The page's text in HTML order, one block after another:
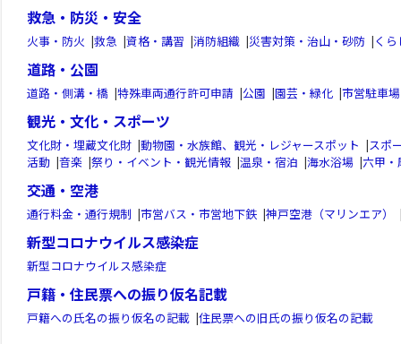
救急・防災・安全
火事・防火 |救急 |資格・講習 |消防組織 |災害対策・治山・砂防 |く
道路・公園
道路・側溝・橋 |特殊車両通行許可申請 |公園 |園芸・緑化 |市営駐車
観光・文化・スポーツ
文化財・埋蔵文化財 |動物園・水族館、観光・レジャースポット |スポ
活動 |音楽 |祭り・イベント・観光情報 |温泉・宿泊 |海水浴場 |六甲
交通・空港
通行料金・通行規制 |市営バス・市営地下鉄 |神戸空港（マリンエア）
新型コロナウイルス感染症
新型コロナウイルス感染症
戸籍・住民票への振り仮名記載
戸籍への氏名の振り仮名の記載 |住民票への旧氏の振り仮名の記載